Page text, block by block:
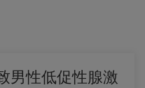
男性低促性腺激